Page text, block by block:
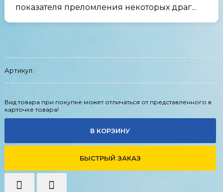
показателя преломления некоторых драг...
Артикул:
Вид товара при покупке может отличаться от представленного в
карточке товара!
В КОРЗИНУ
БЫСТРЫЙ ЗАКАЗ